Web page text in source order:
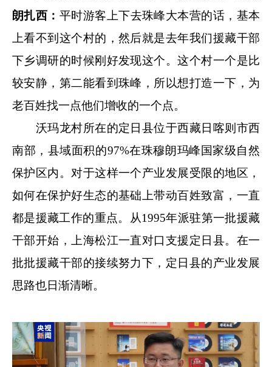
朗扎西： 平时游客上下去珠峰大本营的话，基本
上看不到这个村的，然后就是去年我们援藏干部
下乡调研的时候刚好发现这个。这个村一个是比
较安静，第二能看到珠峰，所以想打造一下，为
老百姓找一点他们增收的一个点。
沃玛龙村所在的定日县位于西藏日喀则市西
南部，县域面积的97%在珠穆朗玛峰国家级自然
保护区内。对于这样一个产业发展受限的地区，
如何在保护好生态的基础上带动百姓致富，一直
都是援藏工作的重点。从1995年派驻第一批援藏
干部开始，上海松江一直对口支援定日县。在一
批批援藏干部的接续努力下，定日县的产业发展
思路也日渐清晰。